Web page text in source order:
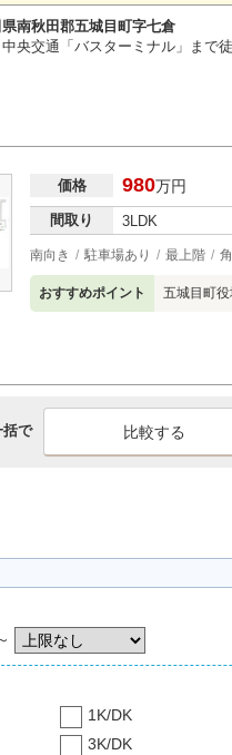
南秋田郡五城目町字七倉
央交通「バスターミナル」まで
価格 980万円
間取り 3LDK
南向き 駐車場あり 最上階
おすすめポイント 五城目町
括で
1K/DK
3K/DK